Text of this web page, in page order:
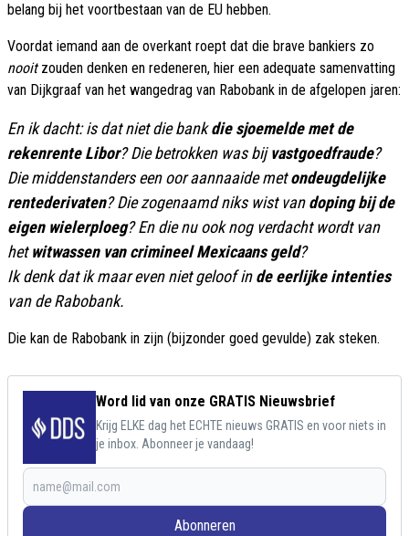
belang bij het voortbestaan van de EU hebben.
Voordat iemand aan de overkant roept dat die brave bankiers zo
nooitzouden denken en redeneren, hier een adequate samenvatting
van Dijkgraaf van het wangedrag van Rabobank in de afgelopen jaren:
En ik dacht: is dat niet die bankdie sjoemelde met de
rekenrente Libor? Die betrokken was bijvastgoedfraude?
Die middenstanders een oor aannaaide metondeugdelijke
rentederivaten? Die zogenaamd niks wist vandoping bij de
eigen wielerploeg? En die nu ook nog verdacht wordt van
hetwitwassen van crimineel Mexicaans geld?
Ik denk dat ik maar even niet geloof inde eerlijke intenties
van de Rabobank.
Die kan de Rabobank in zijn (bijzonder goed gevulde) zak steken.
Word lid van onze GRATIS Nieuwsbrief
Krijg ELKE dag het ECHTE nieuws GRATIS en voor niets in
je inbox. Abonneer je vandaag!
Abonneren